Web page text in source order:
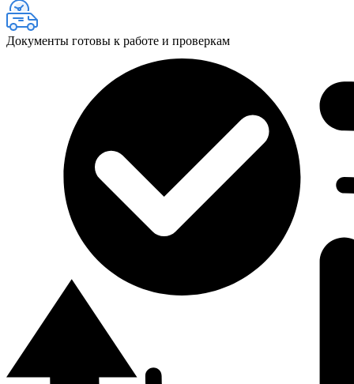
Документы готовы к работе и проверкам